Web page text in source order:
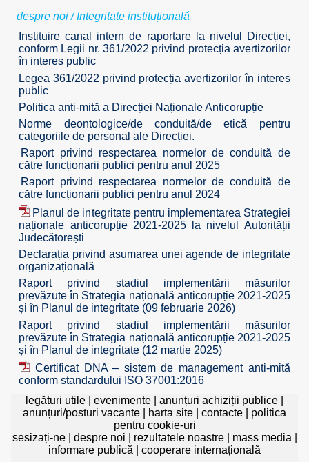
despre noi /Integritate instituțională
Instituire canal intern de raportare la nivelul Direcției,
conform Legii nr. 361/2022 privind protecția avertizorilor
în interes public
Legea 361/2022 privind protecția avertizorilor în interes
public
Politica anti-mită a Direcției Naționale Anticorupție
Norme deontologice/de conduită/de etică pentru
categoriile de personal ale Direcției.
Raport privind respectarea normelor de conduită de
către funcționarii publici pentru anul 2025
Raport privind respectarea normelor de conduită de
către funcționarii publici pentru anul 2024
Planul de integritate pentru implementarea Strategiei
naționale anticorupție 2021-2025 la nivelul Autorității
Judecătorești
Declarația privind asumarea unei agende de integritate
organizațională
Raport privind stadiul implementării măsurilor
prevăzute în Strategia națională anticorupție 2021-2025
și în Planul de integritate (09 februarie 2026)
Raport privind stadiul implementării măsurilor
prevăzute în Strategia națională anticorupție 2021-2025
și în Planul de integritate (12 martie 2025)
Certificat DNA – sistem de management anti-mită
conform standardului ISO 37001:2016
legături utile
evenimente anunțuri achiziții publice
anunțuri/posturi vacante
harta site contacte
politica
pentru cookie-uri
sesizați-ne| despre noi rezultatele noastre| mass media
informare publică
cooperare internațională